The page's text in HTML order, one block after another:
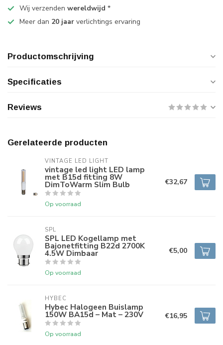
Wij verzenden wereldwijd *
Meer dan 20 jaar verlichtings ervaring
Productomschrijving
Specificaties
Reviews
Gerelateerde producten
VINTAGE LED LIGHT
vintage led light LED lamp
met B15d fitting 8W
DimToWarm Slim Bulb
Op voorraad
€32,67
SPL
SPL LED Kogellamp met
Bajonetfitting B22d 2700K
4.5W Dimbaar
Op voorraad
€5,00
HYBEC
Hybec Halogeen Buislamp
150W BA15d – Mat – 230V
Op voorraad
€16,95